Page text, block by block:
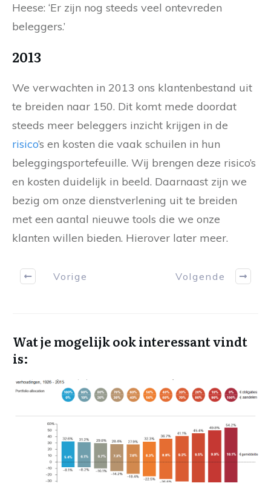
Heese: ‘Er zijn nog steeds veel ontevreden
beleggers.’
2013
We verwachten in 2013 ons klantenbestand uit
te breiden naar 150. Dit komt mede doordat
steeds meer beleggers inzicht krijgen in de
risico’s en kosten die vaak schuilen in hun
beleggingsportefeuille. Wij brengen deze risico’s
en kosten duidelijk in beeld. Daarnaast zijn we
bezig om onze dienstverlening uit te breiden
met een aantal nieuwe tools die we onze
klanten willen bieden. Hierover later meer.
Vorige Volgende
Wat je mogelijk ook interessant vindt
is: